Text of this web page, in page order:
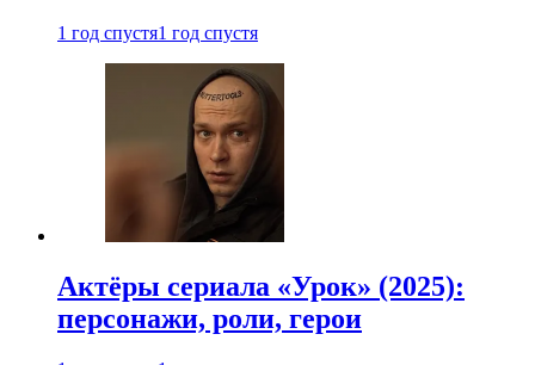
1 год спустя1 год спустя
Актёры сериала «Урок» (2025):
персонажи, роли, герои